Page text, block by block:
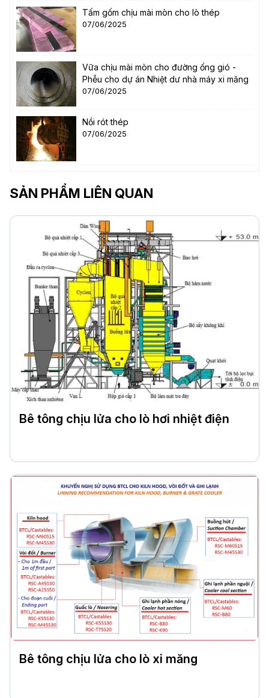
Tấm gốm chịu mài mòn cho lò thép
07/06/2025
Vữa chịu mài mòn cho đường ống gió -
Phễu cho dự án Nhiệt dư nhà máy xi măng
07/06/2025
Nồi rót thép
07/06/2025
SẢN PHẨM LIÊN QUAN
Bê tông chịu lửa cho lò hơi nhiệt điện
Bê tông chịu lửa cho lò xi măng